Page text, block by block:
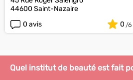
44600 Saint-Nazaire
0 avis
0
Quel institut de beauté est fait